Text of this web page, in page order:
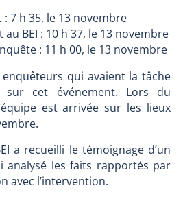
: 7 h 35, le 13 novembre
BEI : 10 h 37, le 13 novembre
: 11 h 00, le 13 novembre
enquêteurs qui avaient la tâche
cet événement. Lors du
est arrivée sur les lieux
a recueilli le témoignage d’un
analysé les faits rapportés par
avec l’intervention.